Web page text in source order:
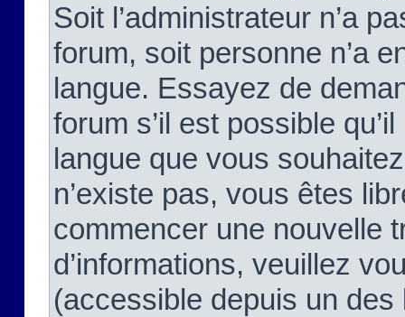
Soit l’administrateur n’a
forum, soit personne n’a
langue. Essayez de
forum s’il est possible
langue que vous
n’existe pas, vous êtes
commencer une nouvelle
d’informations, veuillez
(accessible depuis un